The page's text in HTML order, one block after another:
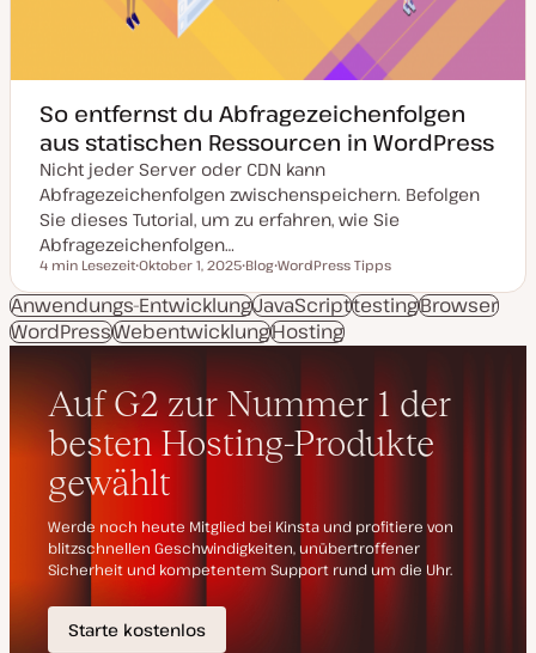
So entfernst du Abfragezeichenfolgen
aus statischen Ressourcen in WordPress
Nicht jeder Server oder CDN kann
Abfragezeichenfolgen zwischenspeichern. Befolgen
Sie dieses Tutorial, um zu erfahren, wie Sie
Abfragezeichenfolgen…
Lesezeit
4 min Lesezeit
a
t
u
m
u
a
l
i
i
e
t
Oktober 1, 2025
o
s
t
T
Blog
h
e
m
a
WordPress Tipps
Anwendungs-EntwicklungJavaScripttestingBrowser
WordPressWebentwicklungHosting